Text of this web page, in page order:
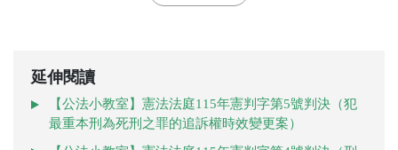
延伸閱讀
【公法小教室】憲法法庭115年憲判字第5號判決（犯
最重本刑為死刑之罪的追訴權時效變更案）